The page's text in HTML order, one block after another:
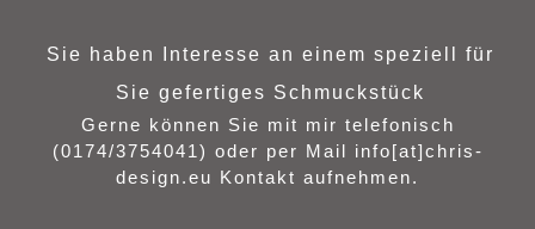
Sie haben Interesse an einem speziell für
Sie gefertiges Schmuckstück
Gerne können Sie mit mir telefonisch
(0174/3754041) oder per Mail info[at]chris-
design.eu Kontakt aufnehmen.